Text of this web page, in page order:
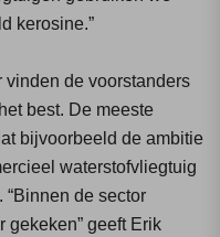
kerosine.”
vinden de voorstanders
best. De meeste
bijvoorbeeld de ambitie
waterstofvliegtuig
de sector
gekeken” geeft Erik